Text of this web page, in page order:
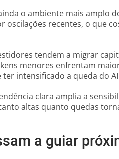
o ambiente mais amplo
oscilações recentes, o que
tendem a migrar
menores enfrentam
intensificado a queda do
clara amplia a
altas quanto quedas
a guiar